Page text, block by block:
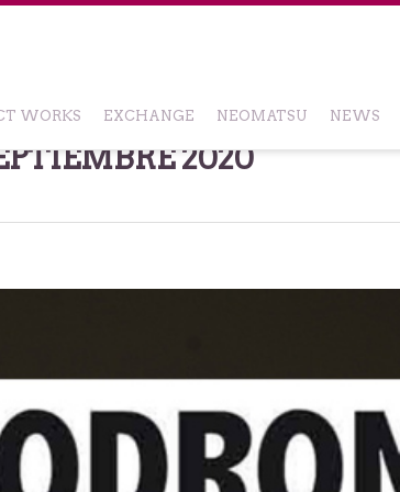
WORKS EXCHANGE NEOMATSU NEWS
2020